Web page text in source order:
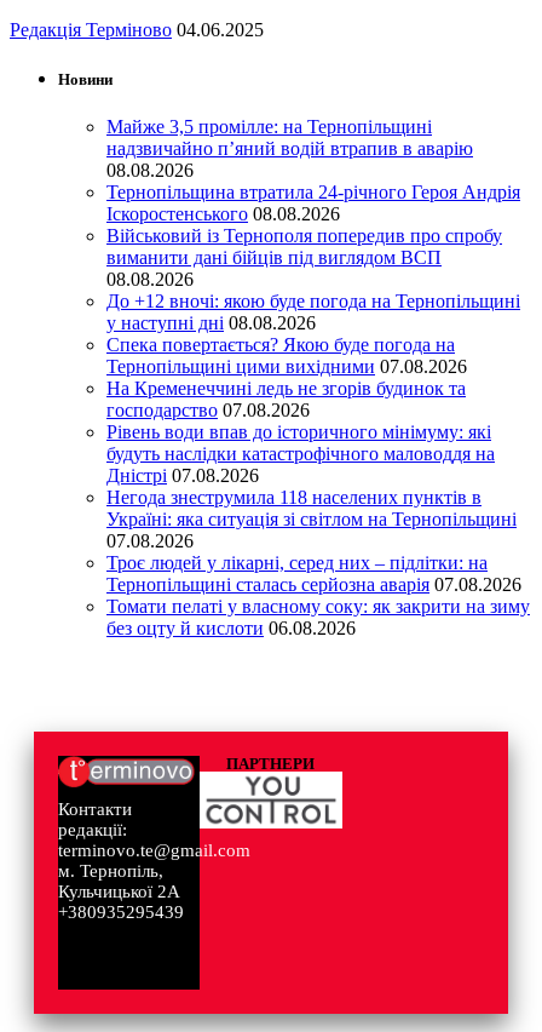
Редакція Терміново 04.06.2025
Новини
Майже 3,5 промілле: на Тернопільщині
надзвичайно п’яний водій втрапив в аварію
08.08.2026
Тернопільщина втратила 24-річного Героя Андрія
Іскоростенського 08.08.2026
Військовий із Тернополя попередив про спробу
виманити дані бійців під виглядом ВСП
08.08.2026
До +12 вночі: якою буде погода на Тернопільщині
у наступні дні 08.08.2026
Спека повертається? Якою буде погода на
Тернопільщині цими вихідними 07.08.2026
На Кременеччині ледь не згорів будинок та
господарство 07.08.2026
Рівень води впав до історичного мінімуму: які
будуть наслідки катастрофічного маловоддя на
Дністрі 07.08.2026
Негода знеструмила 118 населених пунктів в
Україні: яка ситуація зі світлом на Тернопільщині
07.08.2026
Троє людей у лікарні, серед них – підлітки: на
Тернопільщині сталась серйозна аварія 07.08.2026
Томати пелаті у власному соку: як закрити на зиму
без оцту й кислоти 06.08.2026
Контакти
редакції:
terminovo.te@gmail.com
м. Тернопіль,
Кульчицької 2А
+380935295439
ПАРТНЕРИ